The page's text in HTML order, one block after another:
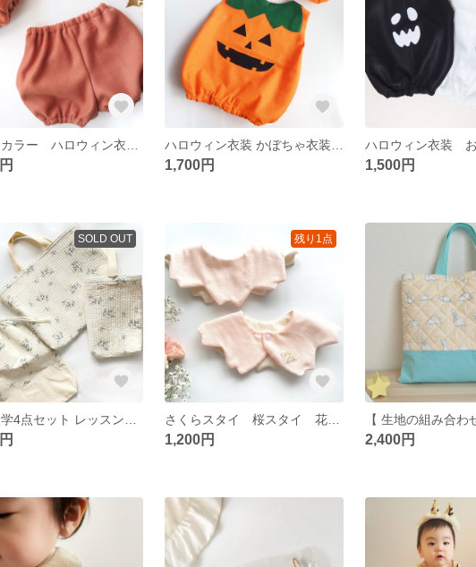
1,700円 1,500円
SOLD OUT 残り1点
さくらスタイ 桜スタイ 花スタイ 花びらスタイ
1,200円 2,400円